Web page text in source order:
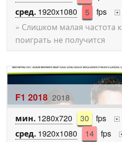
сред. 1920x1080 5 fps +
» Слишком малая частота
поиграть не получится
F1 2018 2018
мин. 1280x720 30 fps +
сред. 1920x1080 14 fps